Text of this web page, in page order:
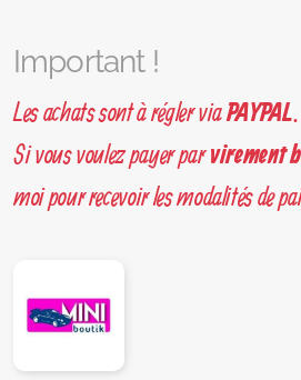
Important !
Les achats sont à régler viaPAYPAL.
Si vous voulez payer parvirement
moi pour recevoir les modalités de